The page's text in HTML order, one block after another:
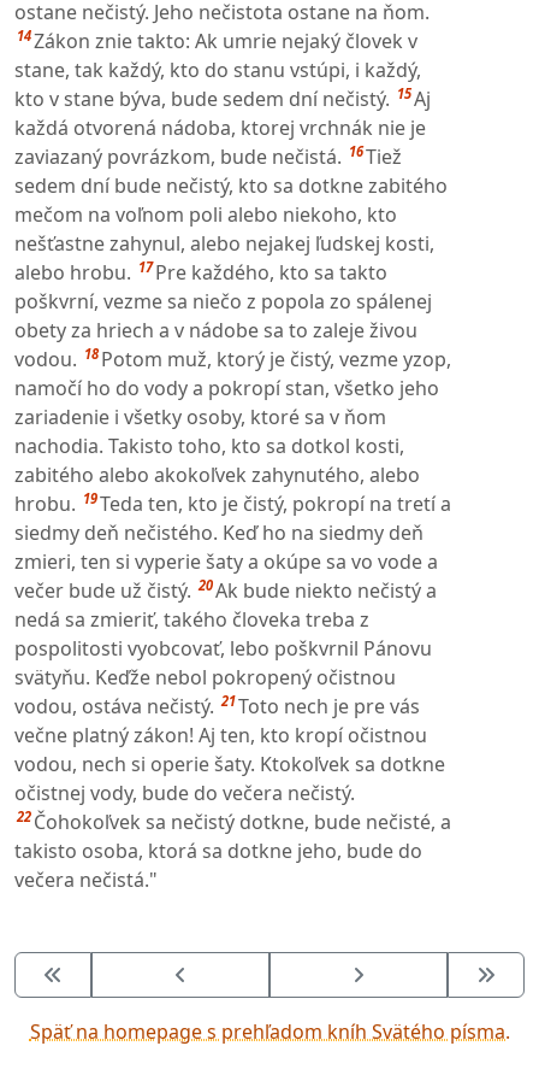
ostane nečistý. Jeho nečistota ostane na ňom.
14Zákon znie takto: Ak umrie nejaký človek v
stane, tak každý, kto do stanu vstúpi, i každý,
kto v stane býva, bude sedem dní nečistý. 15Aj
každá otvorená nádoba, ktorej vrchnák nie je
zaviazaný povrázkom, bude nečistá. 16Tiež
sedem dní bude nečistý, kto sa dotkne zabitého
mečom na voľnom poli alebo niekoho, kto
nešťastne zahynul, alebo nejakej ľudskej kosti,
alebo hrobu. 17 Pre každého, kto sa takto
poškvrní, vezme sa niečo z popola zo spálenej
obety za hriech a v nádobe sa to zaleje živou
vodou. 18 Potom muž, ktorý je čistý, vezme yzop,
namočí ho do vody a pokropí stan, všetko jeho
zariadenie i všetky osoby, ktoré sa v ňom
nachodia. Takisto toho, kto sa dotkol kosti,
zabitého alebo akokoľvek zahynutého, alebo
hrobu. 19Teda ten, kto je čistý, pokropí na tretí a
siedmy deň nečistého. Keď ho na siedmy deň
zmieri, ten si vyperie šaty a okúpe sa vo vode a
večer bude už čistý. 20Ak bude niekto nečistý a
nedá sa zmieriť, takého človeka treba z
pospolitosti vyobcovať, lebo poškvrnil Pánovu
svätyňu. Keďže nebol pokropený očistnou
vodou, ostáva nečistý. 21Toto nech je pre vás
večne platný zákon! Aj ten, kto kropí očistnou
vodou, nech si operie šaty. Ktokoľvek sa dotkne
očistnej vody, bude do večera nečistý.
22 Čohokoľvek sa nečistý dotkne, bude nečisté, a
takisto osoba, ktorá sa dotkne jeho, bude do
večera nečistá."
Späť na homepage s prehľadom kníh Svätého písma.